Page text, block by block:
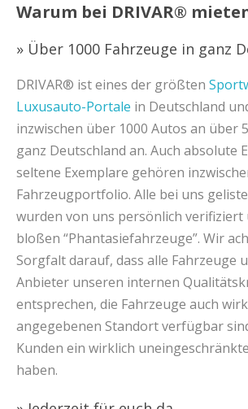
Warum bei DRIVAR®
» Über 1000 Fahrzeuge in ganz
DRIVAR® ist eines der größten
Luxusauto-Portale in Deutschland
inzwischen über 1000 Autos an über
ganz Deutschland an. Auch absolute
seltene Exemplare gehören
Fahrzeugportfolio. Alle bei uns
wurden von uns persönlich verifiziert
bloßen “Phantasiefahrzeuge”. Wir
Sorgfalt darauf, dass alle Fahrzeuge
Anbieter unseren internen
entsprechen, die Fahrzeuge auch
angegebenen Standort verfügbar
Kunden ein wirklich
haben.